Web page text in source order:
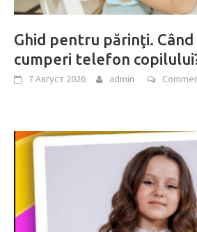
Ghid pentru părinţi.
cumperi telefon
7 Август 2026 admin